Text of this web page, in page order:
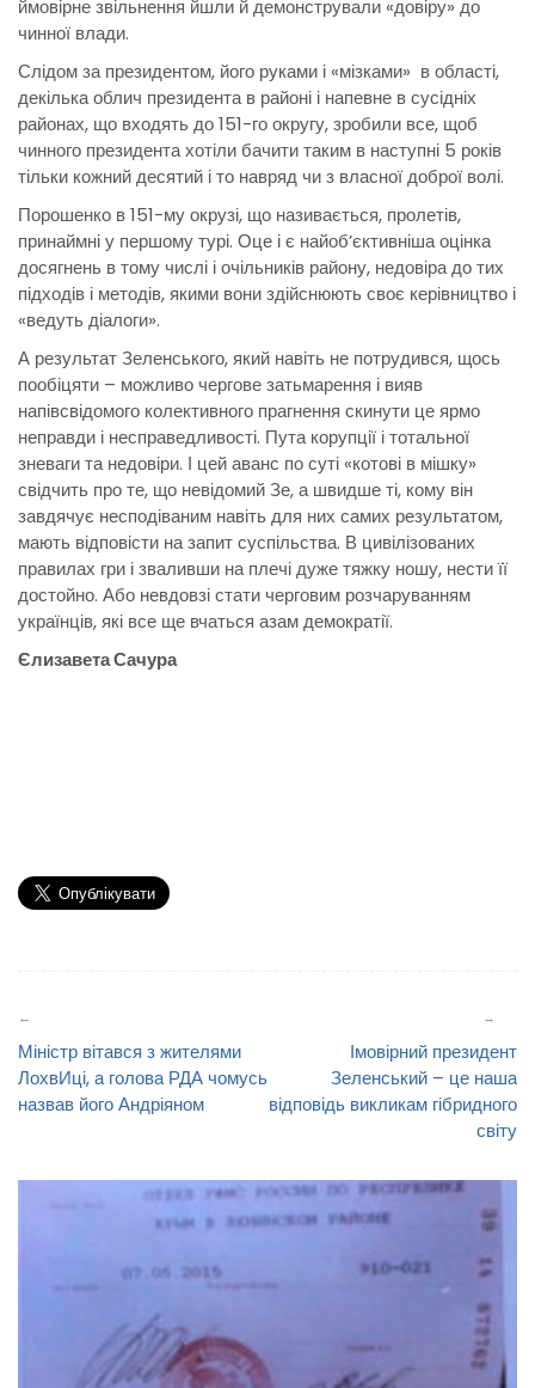
ймовірне звільнення йшли й демонстрували «довіру» до
чинної влади.
Слідом за президентом, його руками і «мізками» в області,
декілька облич президента в районі і напевне в сусідніх
районах, що входять до 151-го округу, зробили все, щоб
чинного президента хотіли бачити таким в наступні 5 років
тільки кожний десятий і то навряд чи з власної доброї волі.
Порошенко в 151-му окрузі, що називається, пролетів,
принаймні у першому турі. Оце і є найоб’єктивніша оцінка
досягнень в тому числі і очільників району, недовіра до тих
підходів і методів, якими вони здійснюють своє керівництво і
«ведуть діалоги».
А результат Зеленського, який навіть не потрудився, щось
пообіцяти – можливо чергове затьмарення і вияв
напівсвідомого колективного прагнення скинути це ярмо
неправди і несправедливості. Пута корупції і тотальної
зневаги та недовіри. І цей аванс по суті «котові в мішку»
свідчить про те, що невідомий Зе, а швидше ті, кому він
завдячує несподіваним навіть для них самих результатом,
мають відповісти на запит суспільства. В цивілізованих
правилах гри і зваливши на плечі дуже тяжку ношу, нести її
достойно. Або невдовзі стати черговим розчаруванням
українців, які все ще вчаться азам демократії.
Єлизавета Сачура
Міністр вітався з жителями
ЛохвИці, а голова РДА чомусь
назвав його Андріяном
Імовірний президент
Зеленський – це наша
відповідь викликам гібридного
світу